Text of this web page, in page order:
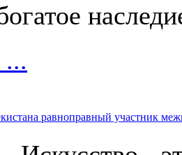
равноправный участник